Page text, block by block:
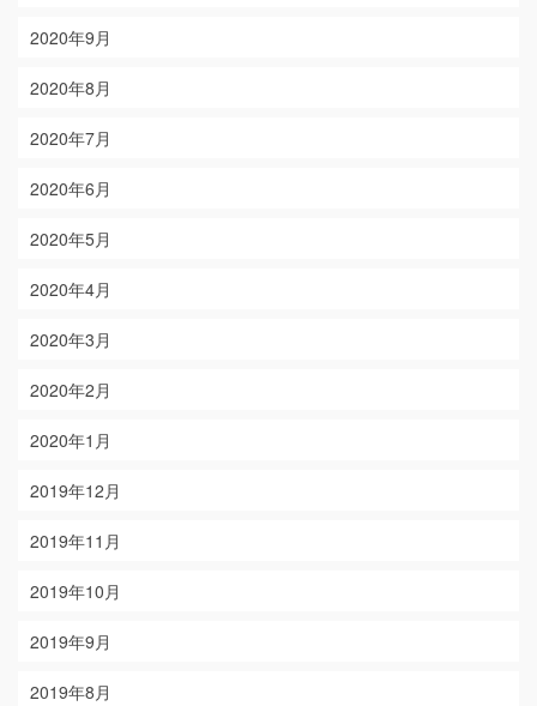
2020年9月
2020年8月
2020年7月
2020年6月
2020年5月
2020年4月
2020年3月
2020年2月
2020年1月
2019年12月
2019年11月
2019年10月
2019年9月
2019年8月